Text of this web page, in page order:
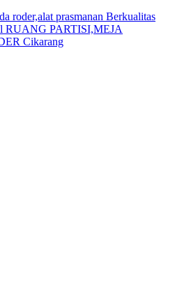
roder,alat prasmanan Berkualitas
RUANG PARTISI,MEJA
Cikarang